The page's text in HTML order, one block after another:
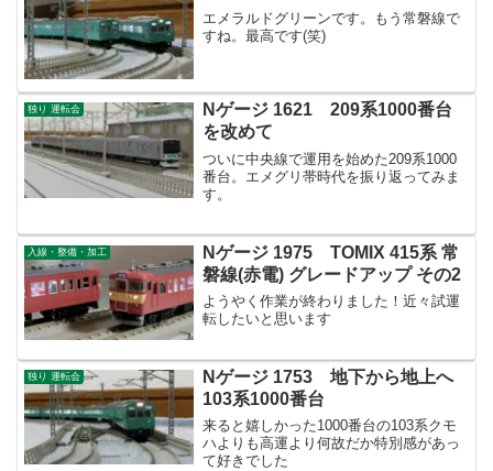
エメラルドグリーンです。もう常磐線で
すね。最高です(笑)
独り 運転会
Nゲージ 1621 209系1000番台
を改めて
ついに中央線で運用を始めた209系1000
番台。エメグリ帯時代を振り返ってみま
す。
入線・整備・加工
Nゲージ 1975 TOMIX 415系 常
磐線(赤電) グレードアップ その2
ようやく作業が終わりました！近々試運
転したいと思います
独り 運転会
Nゲージ 1753 地下から地上へ
103系1000番台
来ると嬉しかった1000番台の103系クモ
ハよりも高運より何故だか特別感があっ
て好きでした